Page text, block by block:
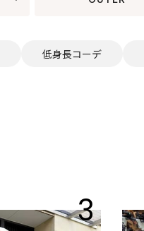
低身長コーデ
3